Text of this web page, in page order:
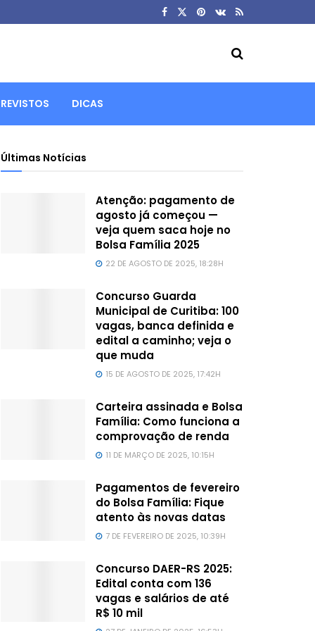
DICAS
Últimas Notícias
Atenção: pagamento de
agosto já começou —
veja quem saca hoje no
Bolsa Família 2025
22 DE AGOSTO DE 2025, 18:28H
Concurso Guarda
Municipal de Curitiba: 100
vagas, banca definida e
edital a caminho; veja o
que muda
15 DE AGOSTO DE 2025, 17:42H
Carteira assinada e Bolsa
Família: Como funciona a
comprovação de renda
11 DE MARÇO DE 2025, 10:15H
Pagamentos de fevereiro
do Bolsa Família: Fique
atento às novas datas
7 DE FEVEREIRO DE 2025, 10:39H
Concurso DAER-RS 2025:
Edital conta com 136
vagas e salários de até
R$ 10 mil